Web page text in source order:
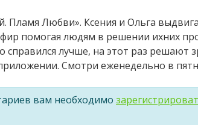
Пламя Любви». Ксения и Ольга
помогая людям в решении ихних
справился лучше, на этот раз решают
Смотри еженедельно в
вам необходимо